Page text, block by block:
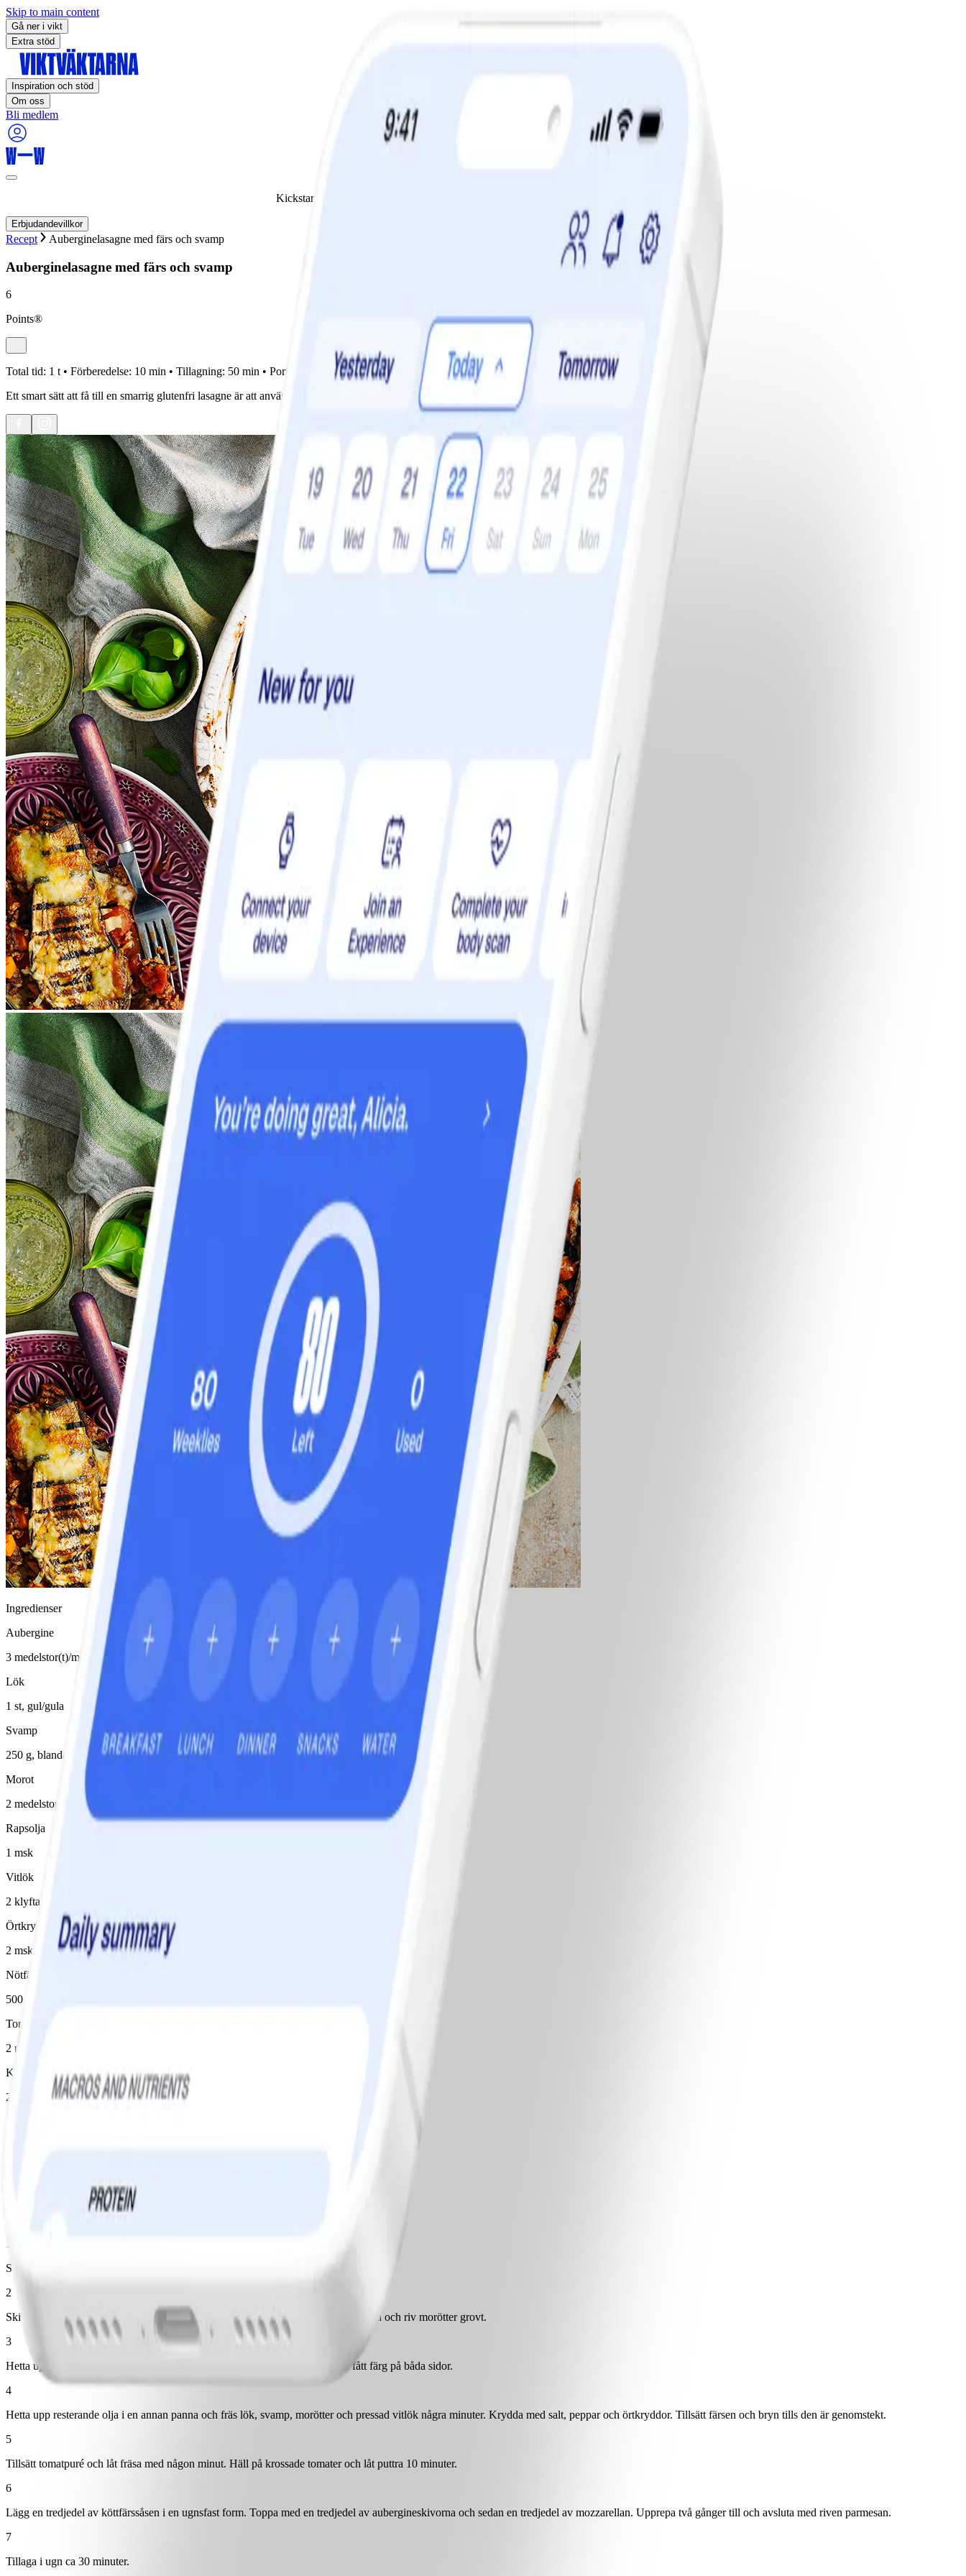
Skip to main content
Gå ner i vikt
Extra stöd
Inspiration och stöd
Om oss
Bli medlem
Kickstarta din viktminskningsresa nu! Spara 50% när du tecknar 12 månaders medlemskap.
Erbjudandevillkor
Recept Auberginelasagne med färs och svamp
Auberginelasagne med färs och svamp
6
Points®
Total tid: 1 t • Förberedelse: 10 min • Tillagning: 50 min • Portioner: Svårighetsgrad:
Lätt
Ett smart sätt att få till en smarrig glutenfri lasagne är att använda tunt skivad aubergine istället för lasagneplattor. Det blir dessutom så himlans gott!
Ingredienser
Aubergine
3 medelstor(t)/medelstora
Lök
1 st, gul/gula
Svamp
250 g, blandad
Morot
2 medelstor(t)/medelstora
Rapsolja
1 msk
Vitlök
2 klyfta(or)
Örtkryddor
2 msk, torra
Nötfärs 5%
500 g
Tomatpuré
2 msk
Krossade tomater
2 förp
1
Sätt ugnen på 200°.
2
Skiva aubergine på längden. Skala och hacka lök. Dela svamp i mindre bitar. Skala och riv morötter grovt.
3
Hetta upp hälften av oljan i en grillpanna och stek aubergineskivorna tills de fått färg på båda sidor.
4
Hetta upp resterande olja i en annan panna och fräs lök, svamp, morötter och pressad vitlök några minuter. Krydda med salt, peppar och örtkryddor. Tillsätt färsen och bryn tills den är genomstekt.
5
Tillsätt tomatpuré och låt fräsa med någon minut. Häll på krossade tomater och låt puttra 10 minuter.
6
Lägg en tredjedel av köttfärssåsen i en ugnsfast form. Toppa med en tredjedel av aubergineskivorna och sedan en tredjedel av mozzarellan. Upprepa två gånger till och avsluta med riven parmesan.
7
Tillaga i ugn ca 30 minuter.